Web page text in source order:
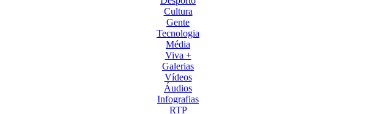
Cultura
Gente
Tecnologia
Média
Viva +
Galerias
Vídeos
Áudios
Infografias
RTP